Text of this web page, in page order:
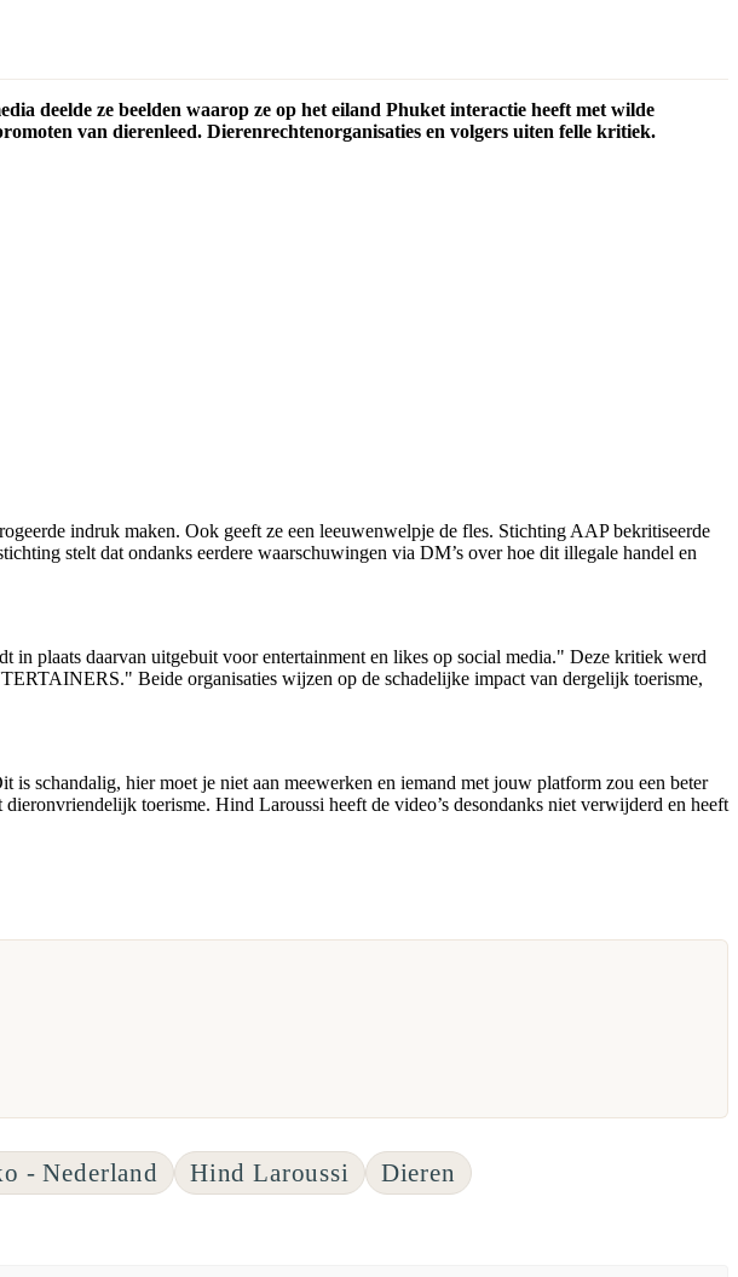
deelde ze beelden waarop ze op het eiland Phuket interactie heeft met wilde
van dierenleed. Dierenrechtenorganisaties en volgers uiten felle kritiek.
indruk maken. Ook geeft ze een leeuwenwelpje de fles. Stichting AAP bekritiseerde
stelt dat ondanks eerdere waarschuwingen via DM’s over hoe dit illegale handel en
plaats daarvan uitgebuit voor entertainment en likes op social media." Deze kritiek werd
Beide organisaties wijzen op de schadelijke impact van dergelijk toerisme,
is schandalig, hier moet je niet aan meewerken en iemand met jouw platform zou een beter
toerisme. Hind Laroussi heeft de video’s desondanks niet verwijderd en heeft
- Nederland Hind Laroussi Dieren